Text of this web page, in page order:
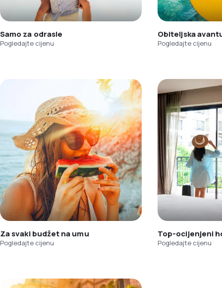
Samo za odrasle
Pogledajte cijenu
Obiteljska
Pogledajte cijenu
Za svaki budžet na umu
Pogledajte cijenu
Top-ocijenjeni
Pogledajte cijenu